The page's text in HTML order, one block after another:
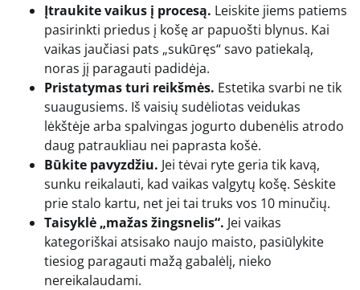
Įtraukite vaikus į procesą. Leiskite jiems patiems
pasirinkti priedus į košę ar papuošti blynus. Kai
vaikas jaučiasi pats „sukūręs“ savo patiekalą,
noras jį paragauti padidėja.
Pristatymas turi reikšmės. Estetika svarbi ne tik
suaugusiems. Iš vaisių sudėliotas veidukas
lėkštėje arba spalvingas jogurto dubenėlis atrodo
daug patraukliau nei paprasta košė.
Būkite pavyzdžiu. Jei tėvai ryte geria tik kavą,
sunku reikalauti, kad vaikas valgytų košę. Sėskite
prie stalo kartu, net jei tai truks vos 10 minučių.
Taisyklė „mažas žingsnelis“. Jei vaikas
kategoriškai atsisako naujo maisto, pasiūlykite
tiesiog paragauti mažą gabalėlį, nieko
nereikalaudami.